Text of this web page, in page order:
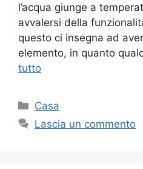
l’acqua giunge a
avvalersi della
questo ci insegna ad
elemento, in quanto
tutto
Categorie
Casa
Lascia un commento